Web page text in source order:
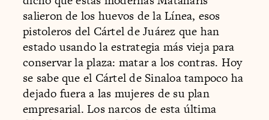
salieron de los huevos de la Línea, esos
pistoleros del Cártel de Juárez que han
estado usando la estrategia más vieja para
conservar la plaza: matar a los contras. Hoy
se sabe que el Cártel de Sinaloa tampoco ha
dejado fuera a las mujeres de su plan
empresarial. Los narcos de esta última